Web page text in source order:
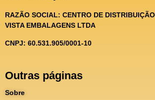
RAZÃO SOCIAL: CENTRO DE
VISTA EMBALAGENS LTDA
CNPJ: 60.531.905/0001-10
Outras páginas
Sobre